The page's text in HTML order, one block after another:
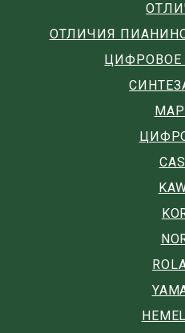
ОТЛИЧИЯ